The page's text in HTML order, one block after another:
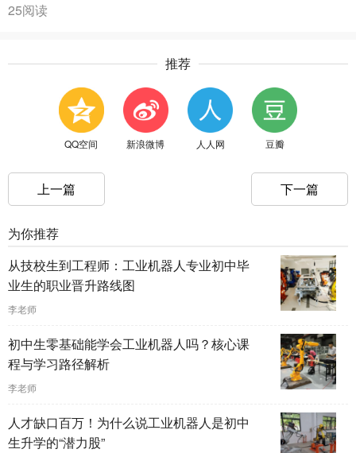
25阅读
推荐
QQ空间 新浪微博 人人网 豆瓣
上一篇 下一篇
为你推荐
从技校生到工程师：工业机器人专业初中毕
业生的职业晋升路线图
李老师
初中生零基础能学会工业机器人吗？核心课
程与学习路径解析
李老师
人才缺口百万！为什么说工业机器人是初中
生升学的“潜力股”